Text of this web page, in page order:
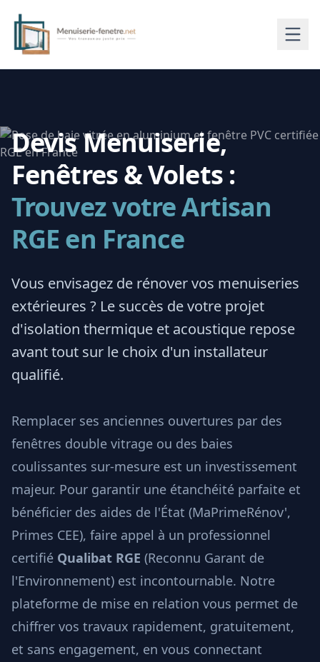
Devis Menuiserie,
Fenêtres & Volets :
Trouvez votre Artisan
RGE en France
Vous envisagez de rénover vos menuiseries
extérieures ? Le succès de votre projet
d'isolation thermique et acoustique repose
avant tout sur le choix d'un installateur
qualifié.
Remplacer ses anciennes ouvertures par des
fenêtres double vitrage ou des baies
coulissantes sur-mesure est un investissement
majeur. Pour garantir une étanchéité parfaite et
bénéficier des aides de l'État (MaPrimeRénov',
Primes CEE), faire appel à un professionnel
certifié Qualibat RGE (Reconnu Garant de
l'Environnement) est incontournable. Notre
plateforme de mise en relation vous permet de
chiffrer vos travaux rapidement, gratuitement,
et sans engagement, en vous connectant